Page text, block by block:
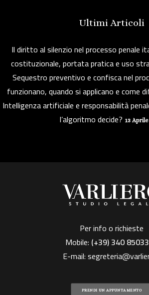
Ultimi Articoli
Il diritto al silenzio nel processo penale
costituzionale, portata pratica e uso
Sequestro preventivo e confisca nel
funzionano, quando si applicano e come
Intelligenza artificiale e responsabilità
l’algoritmo decide? 13
Per info o richieste
Mobile: (+39)340
E-mail:
PRENDI UN APPUNTAMENTO